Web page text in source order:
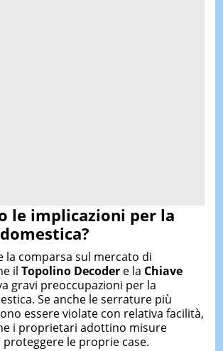
le implicazioni per la
la comparsa sul mercato di
il Topolino Decodere la Chiave
gravi preoccupazioni per la
Se anche le serrature più
essere violate con relativa facilità,
i proprietari adottino misure
le proprie case.